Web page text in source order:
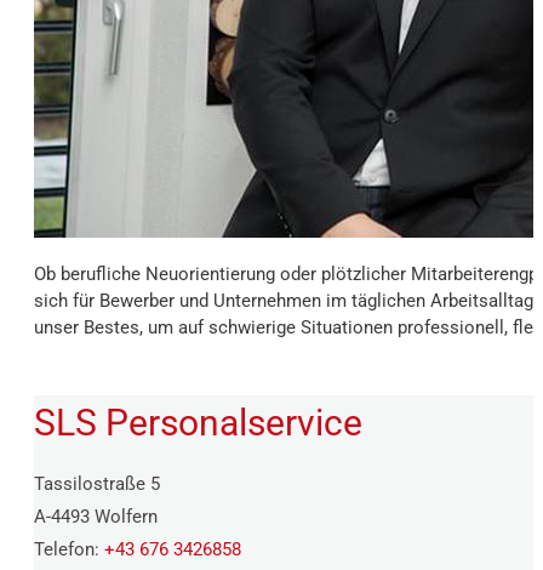
Ob berufliche Neuorientierung oder plötzlicher
sich für Bewerber und Unternehmen im täglichen
unser Bestes, um auf schwierige Situationen professionell,
SLS Personalservice
Tassilostraße 5
A-4493 Wolfern
Telefon: +43 676 3426858